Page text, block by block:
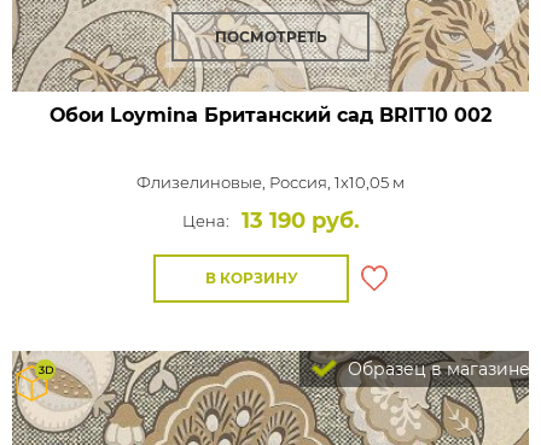
ПОСМОТРЕТЬ
Обои Loymina Британский сад BRIT10 002
Флизелиновые, Россия, 1x10,05 м
Цена:
13 190 руб.
В КОРЗИНУ
Образец в магазине